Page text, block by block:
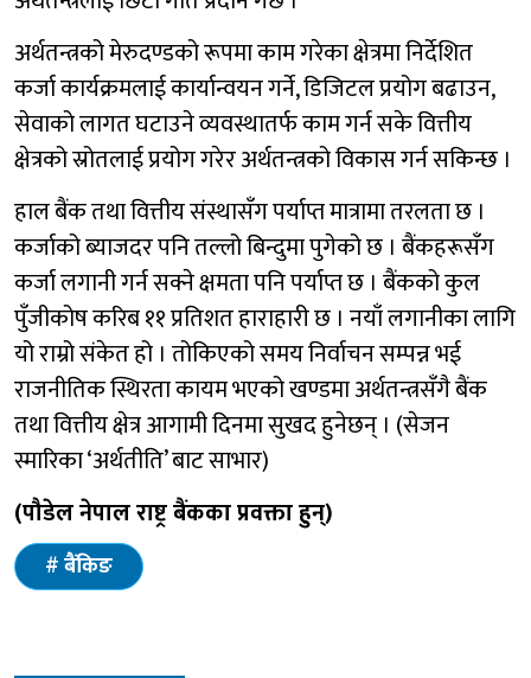
अर्थतन्त्रको मेरुदण्डको रूपमा काम गरेका क्षेत्रमा निर्देशित
कर्जा कार्यक्रमलाई कार्यान्वयन गर्ने, डिजिटल प्रयोग बढाउन,
सेवाको लागत घटाउने व्यवस्थातर्फ काम गर्न सके वित्तीय
क्षेत्रको स्रोतलाई प्रयोग गरेर अर्थतन्त्रको विकास गर्न सकिन्छ ।
हाल बैंक तथा वित्तीय संस्थासँग पर्याप्त मात्रामा तरलता छ ।
कर्जाको ब्याजदर पनि तल्लो बिन्दुमा पुगेको छ । बैंकहरूसँग
कर्जा लगानी गर्न सक्ने क्षमता पनि पर्याप्त छ । बैंकको कुल
पुँजीकोष करिब ११ प्रतिशत हाराहारी छ । नयाँ लगानीका लागि
यो राम्रो संकेत हो । तोकिएको समय निर्वाचन सम्पन्न भई
राजनीतिक स्थिरता कायम भएको खण्डमा अर्थतन्त्रसँगै बैंक
तथा वित्तीय क्षेत्र आगामी दिनमा सुखद हुनेछन् । (सेजन
स्मारिका ‘अर्थतीति’ बाट साभार)
(पौडेल नेपाल राष्ट्र बैंकका प्रवक्ता हुन्)
बैंकिङ